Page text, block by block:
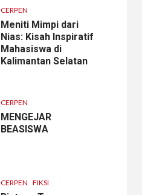
CERPEN
Meniti Mimpi dari
Nias: Kisah Inspiratif
Mahasiswa di
Kalimantan Selatan
CERPEN
MENGEJAR
BEASISWA
CERPEN FIKSI